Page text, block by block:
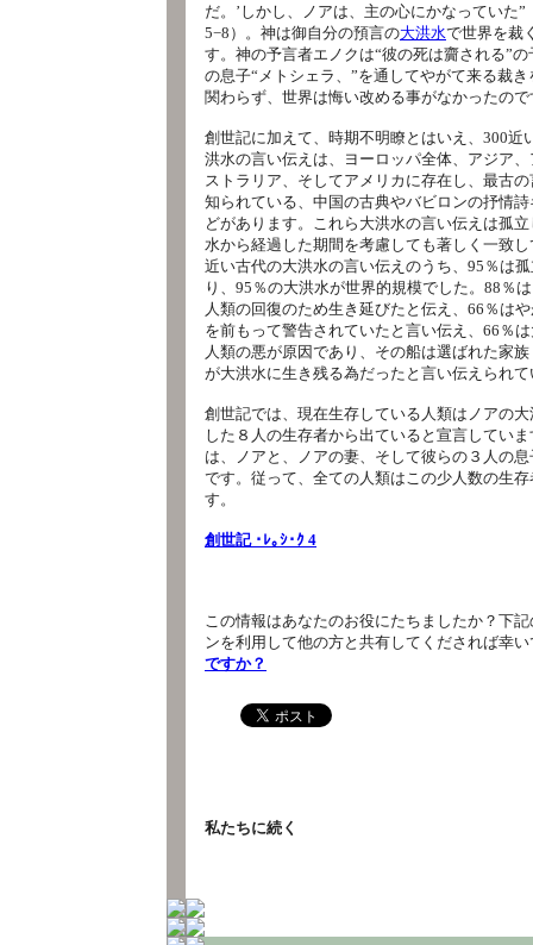
だ。’しかし、ノアは、主の心にかなっていた”
5−8）。神は御自分の預言の大洪水で世界を裁
す。神の予言者エノクは“彼の死は齎される”
の息子“メトシェラ、”を通してやがて来る裁
関わらず、世界は悔い改める事がなかったので
創世記に加えて、時期不明瞭とはいえ、300近
洪水の言い伝えは、ヨーロッパ全体、アジア
ストラリア、そしてアメリカに存在し、最古
知られている、中国の古典やバビロンの抒情
どがあります。これら大洪水の言い伝えは孤
水から経過した期間を考慮しても著しく一致
近い古代の大洪水の言い伝えのうち、95％は
り、95％の大洪水が世界的規模でした。88％
人類の回復のため生き延びたと伝え、66％は
を前もって警告されていたと言い伝え、66％
人類の悪が原因であり、その船は選ばれた家
が大洪水に生き残る為だったと言い伝えられ
創世記では、現在生存している人類はノアの
した８人の生存者から出ていると宣言してい
は、ノアと、ノアの妻、そして彼らの３人の
です。従って、全ての人類はこの少人数の生
す。
創世記 ･ﾚ｡ｼ･ｸ 4
この情報はあなたのお役にたちましたか？下
ンを利用して他の方と共有してくだされば幸
ですか？
私たちに続く